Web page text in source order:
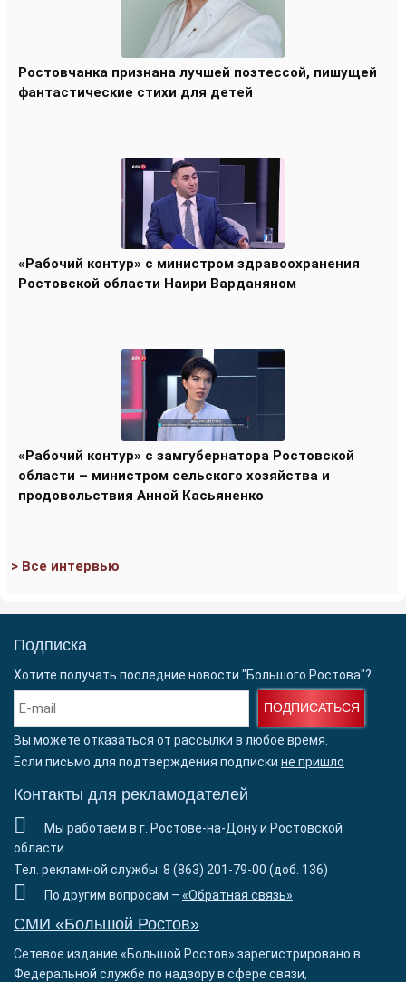
Ростовчанка признана лучшей поэтессой, пишущей
фантастические стихи для детей
«Рабочий контур» с министром здравоохранения
Ростовской области Наири Варданяном
«Рабочий контур» с замгубернатора Ростовской
области – министром сельского хозяйства и
продовольствия Анной Касьяненко
> Все интервью
Подписка
Хотите получать последние новости "Большого Ростова"?
ПОДПИСАТЬСЯ
Вы можете отказаться от рассылки в любое время.
Если письмо для подтверждения подписки не пришло
Контакты для рекламодателей
Мы работаем в г. Ростове-на-Дону и Ростовской
области
Тел. рекламной службы: 8 (863) 201-79-00 (доб. 136)
По другим вопросам – «Обратная связь»
СМИ «Большой Ростов»
Сетевое издание «Большой Ростов» зарегистрировано в
Федеральной службе по надзору в сфере связи,